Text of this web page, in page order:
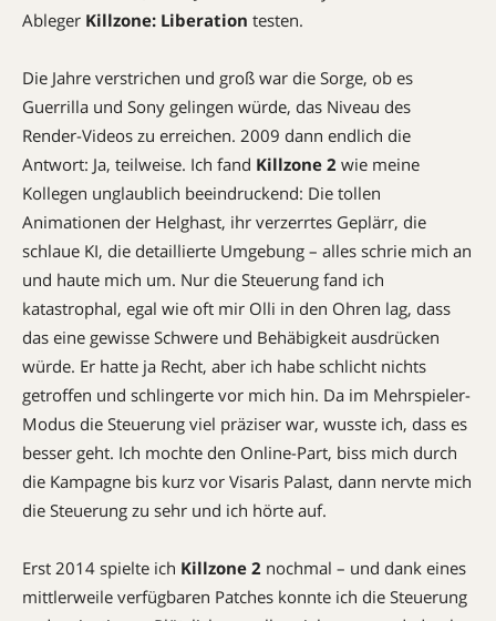
Ableger Killzone: Liberation testen.
Die Jahre verstrichen und groß war die Sorge, ob es
Guerrilla und Sony gelingen würde, das Niveau des
Render-Videos zu erreichen. 2009 dann endlich die
Antwort: Ja, teilweise. Ich fand Killzone 2 wie meine
Kollegen unglaublich beeindruckend: Die tollen
Animationen der Helghast, ihr verzerrtes Geplärr, die
schlaue KI, die detaillierte Umgebung – alles schrie mich an
und haute mich um. Nur die Steuerung fand ich
katastrophal, egal wie oft mir Olli in den Ohren lag, dass
das eine gewisse Schwere und Behäbigkeit ausdrücken
würde. Er hatte ja Recht, aber ich habe schlicht nichts
getroffen und schlingerte vor mich hin. Da im Mehrspieler-
Modus die Steuerung viel präziser war, wusste ich, dass es
besser geht. Ich mochte den Online-Part, biss mich durch
die Kampagne bis kurz vor Visaris Palast, dann nervte mich
die Steuerung zu sehr und ich hörte auf.
Erst 2014 spielte ich Killzone 2 nochmal – und dank eines
mittlerweile verfügbaren Patches konnte ich die Steuerung